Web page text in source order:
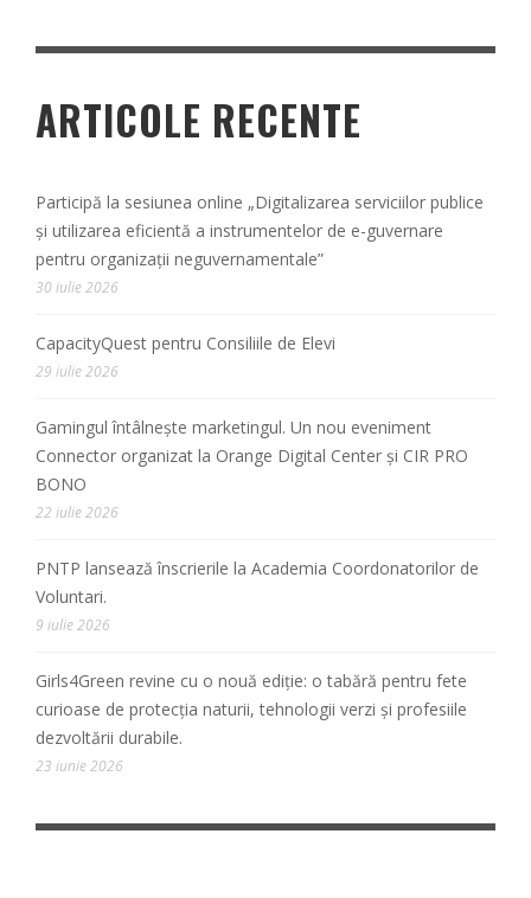
ARTICOLE RECENTE
Participă la sesiunea online „Digitalizarea serviciilor publice
și utilizarea eficientă a instrumentelor de e-guvernare
pentru organizații neguvernamentale”
30 iulie 2026
CapacityQuest pentru Consiliile de Elevi
29 iulie 2026
Gamingul întâlnește marketingul. Un nou eveniment
Connector organizat la Orange Digital Center și CIR PRO
BONO
22 iulie 2026
PNTP lansează înscrierile la Academia Coordonatorilor de
Voluntari.
9 iulie 2026
Girls4Green revine cu o nouă ediție: o tabără pentru fete
curioase de protecția naturii, tehnologii verzi și profesiile
dezvoltării durabile.
23 iunie 2026